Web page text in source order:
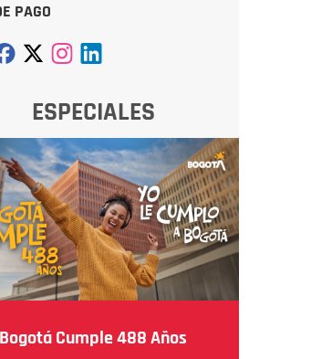
PAGO
ESPECIALES
Bogotá Cumple 488 Años